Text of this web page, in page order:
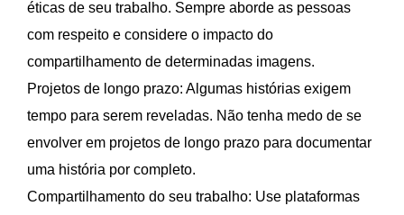
éticas de seu trabalho. Sempre aborde as pessoas
com respeito e considere o impacto do
compartilhamento de determinadas imagens.
Projetos de longo prazo: Algumas histórias exigem
tempo para serem reveladas. Não tenha medo de se
envolver em projetos de longo prazo para documentar
uma história por completo.
Compartilhamento do seu trabalho: Use plataformas